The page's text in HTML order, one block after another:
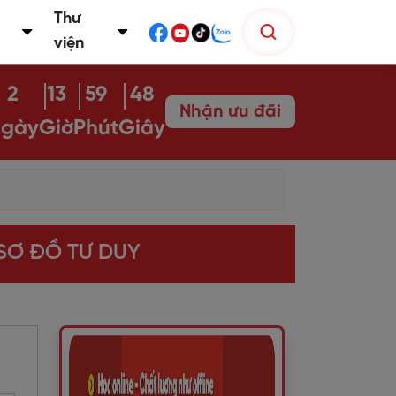
Thư
viện
2
13
Giờ
59
Phút
47
Giây
Nhận ưu đãi
ĐỒ TƯ DUY